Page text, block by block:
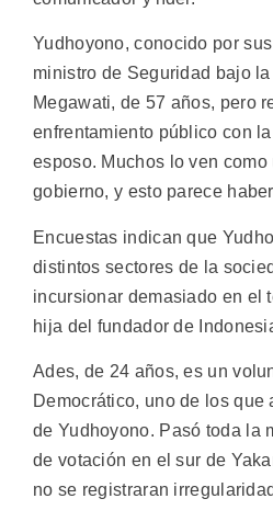
Yudhoyono, conocido por
ministro de Seguridad bajo
Megawati, de 57 años, pero
enfrentamiento público con
esposo. Muchos lo ven como
gobierno, y esto parece
Encuestas indican que
distintos sectores de la
incursionar demasiado en el
hija del fundador de
Ades, de 24 años, es un
Democrático, uno de los que
de Yudhoyono. Pasó toda la
de votación en el sur de
no se registraran